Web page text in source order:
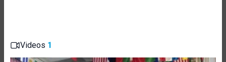
Videos 1